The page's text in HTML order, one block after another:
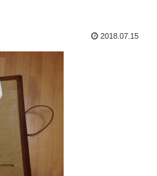
2018.07.15